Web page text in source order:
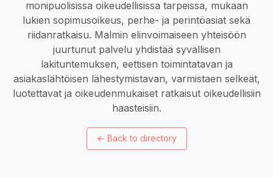
monipuolisissa oikeudellisissa tarpeissa, mukaan
lukien sopimusoikeus, perhe- ja perintöasiat sekä
riidanratkaisu. Malmin elinvoimaiseen yhteisöön
juurtunut palvelu yhdistää syvällisen
lakituntemuksen, eettisen toimintatavan ja
asiakaslähtöisen lähestymistavan, varmistaen selkeät,
luotettavat ja oikeudenmukaiset ratkaisut oikeudellisiin
haasteisiin.
← Back to directory